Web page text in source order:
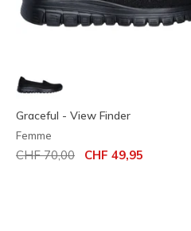
Graceful - View Finder
Femme
Prix réduit de
CHF 70,00 CHF 49,95